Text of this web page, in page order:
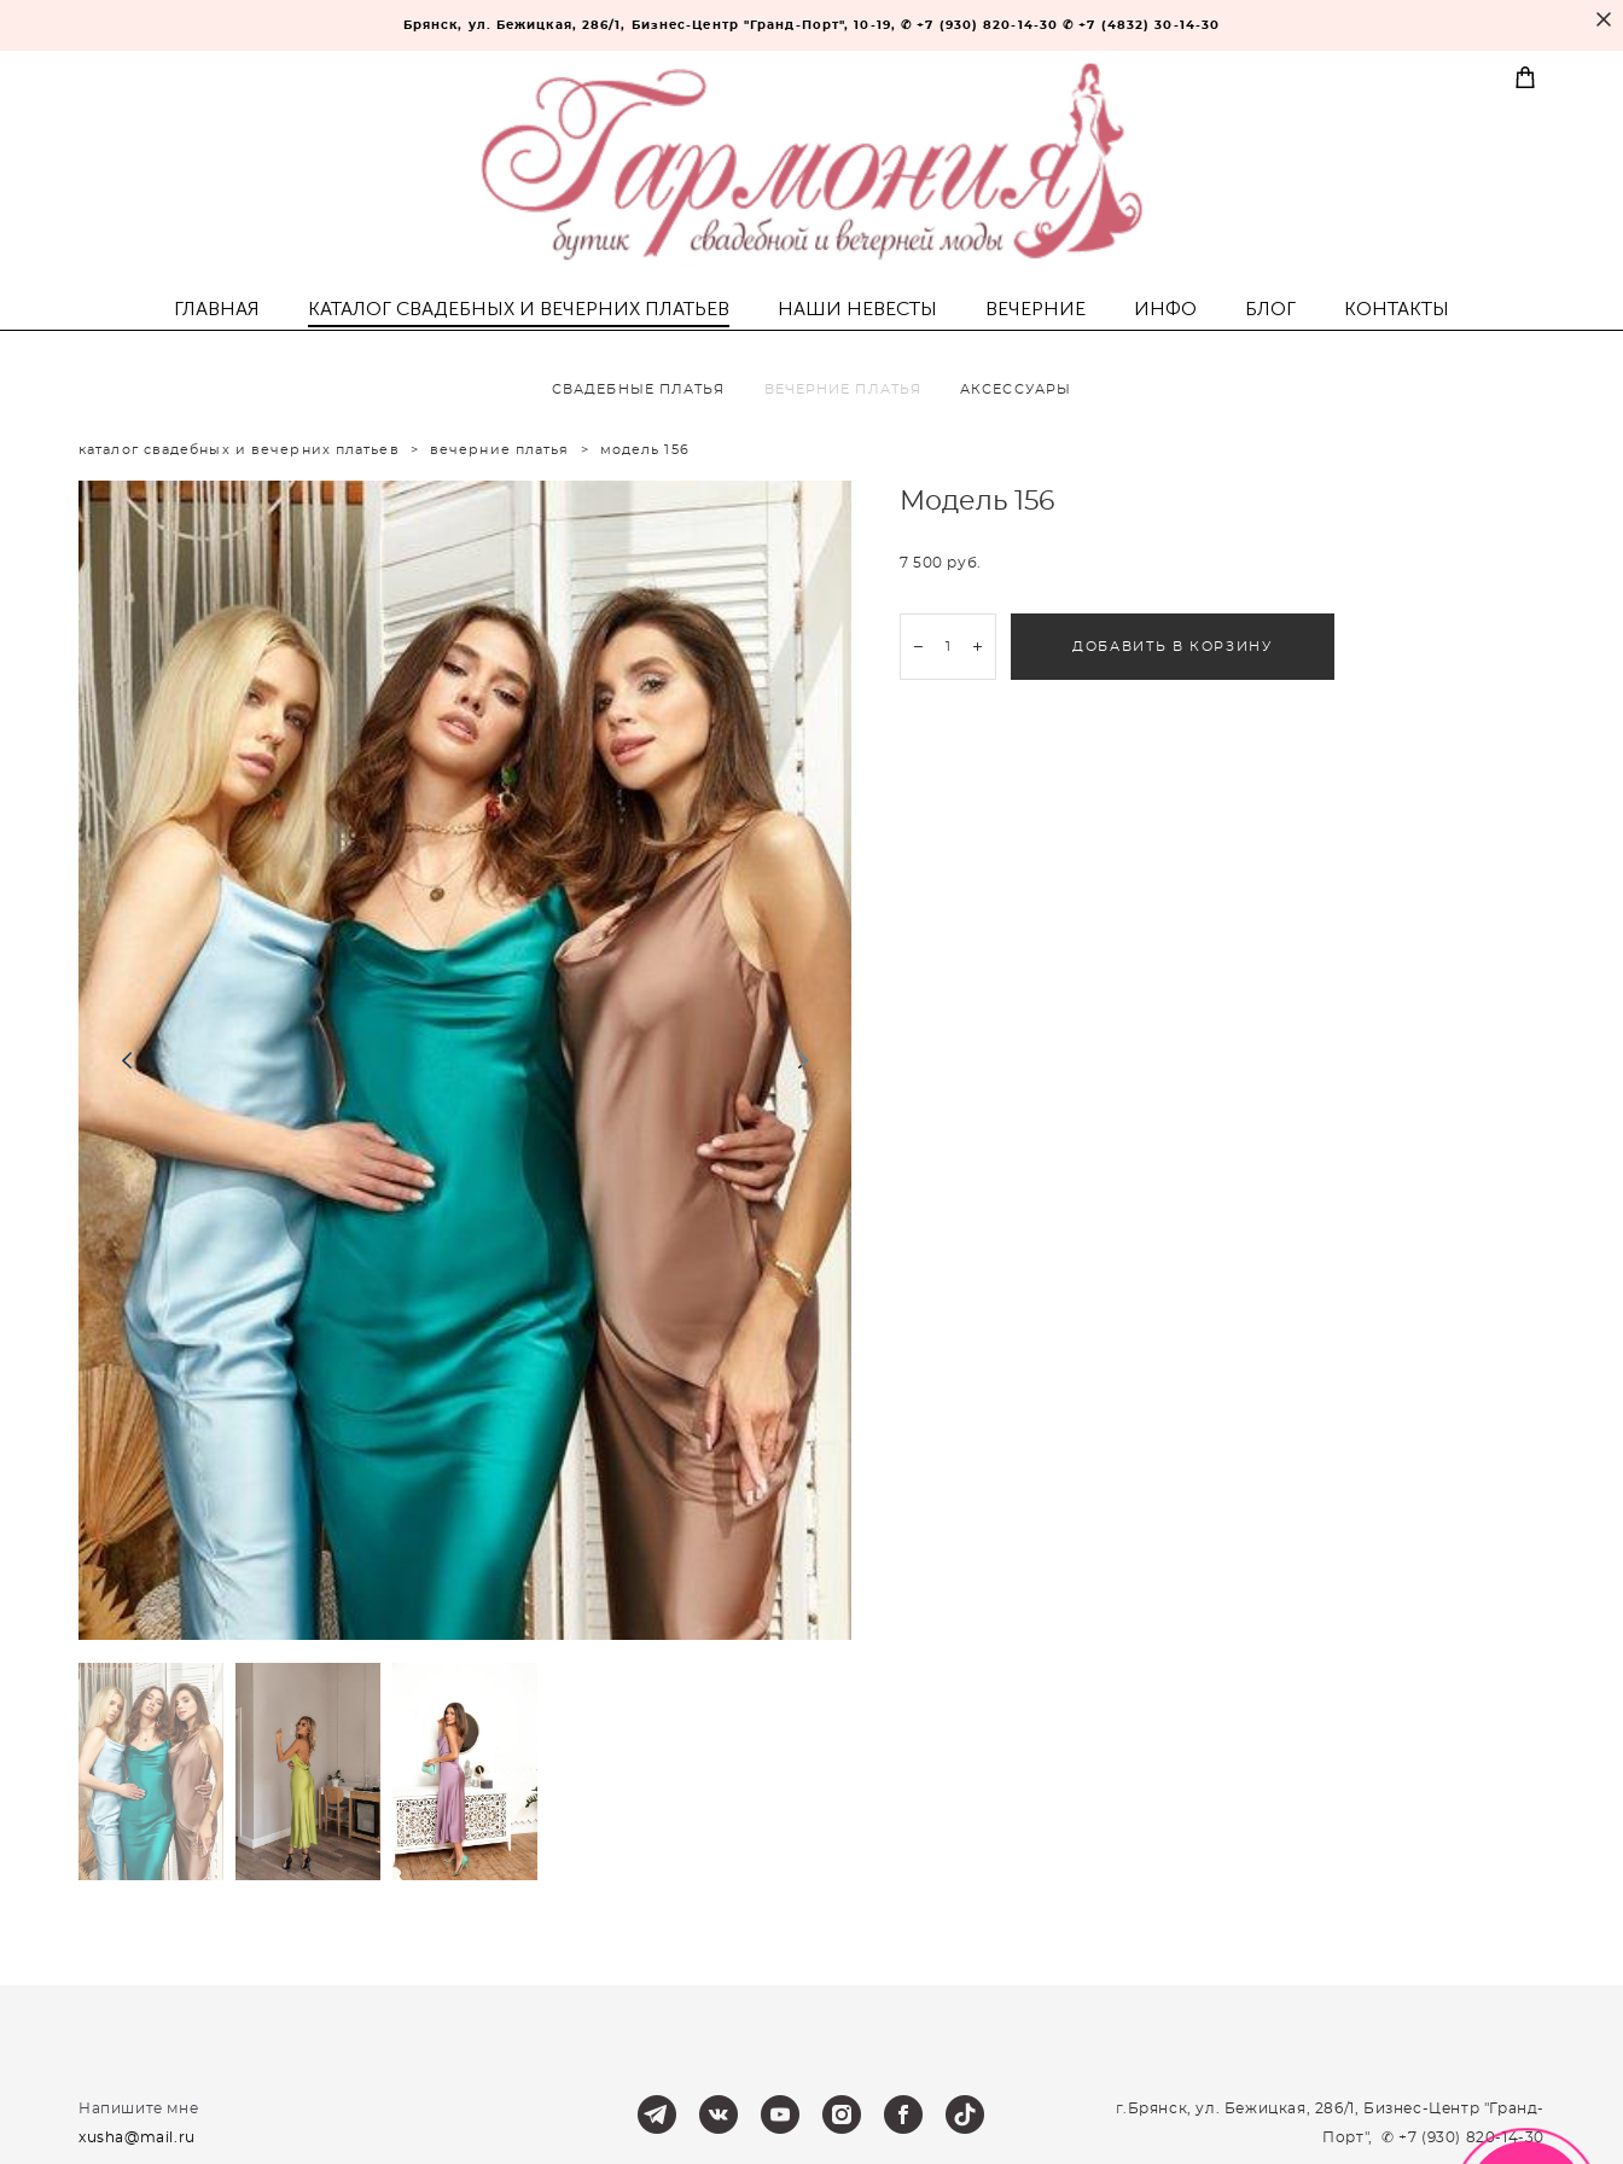
Брянск, ул. Бежицкая, 286/1, Бизнес-Центр "Гранд-Порт", 10-19, ✆ +7 (930) 820-14-30 ✆ +7 (4832) 30-14-30
ГЛАВНАЯ КАТАЛОГ СВАДЕБНЫХ И ВЕЧЕРНИХ ПЛАТЬЕВ НАШИ НЕВЕСТЫ ВЕЧЕРНИЕ ИНФО БЛОГ КОНТАКТЫ
СВАДЕБНЫЕ ПЛАТЬЯ ВЕЧЕРНИЕ ПЛАТЬЯ АКСЕССУАРЫ
каталог свадебных и вечерних платьев > вечерние платья > модель 156
Модель 156
7 500 pуб.
ДОБАВИТЬ В КОРЗИНУ
Напишите мне
xusha@mail.ru
г. Брянск, ул. Бежицкая, 286/1, Бизнес-Центр "Гранд-
Порт", ✆ +7 (930) 820-14-30